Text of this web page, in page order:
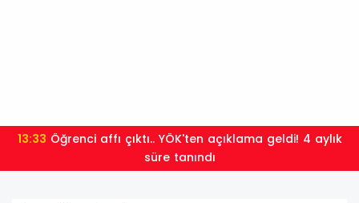
13:33
süre tanındı